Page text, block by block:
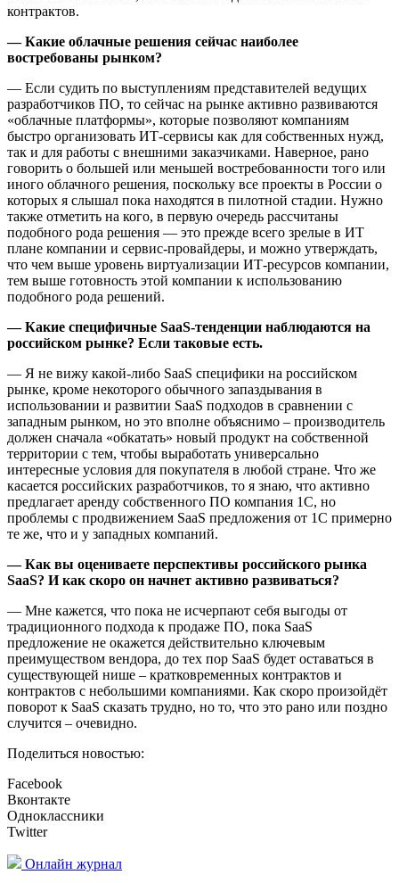
контрактов.
— Какие облачные решения сейчас наиболее
востребованы рынком?
— Если судить по выступлениям представителей ведущих
разработчиков ПО, то сейчас на рынке активно развиваются
«облачные платформы», которые позволяют компаниям
быстро организовать ИТ-сервисы как для собственных нужд,
так и для работы с внешними заказчиками. Наверное, рано
говорить о большей или меньшей востребованности того или
иного облачного решения, поскольку все проекты в России о
которых я слышал пока находятся в пилотной стадии. Нужно
также отметить на кого, в первую очередь рассчитаны
подобного рода решения — это прежде всего зрелые в ИТ
плане компании и сервис-провайдеры, и можно утверждать,
что чем выше уровень виртуализации ИТ-ресурсов компании,
тем выше готовность этой компании к использованию
подобного рода решений.
— Какие специфичные SaaS-тенденции наблюдаются на
российском рынке? Если таковые есть.
— Я не вижу какой-либо SaaS специфики на российском
рынке, кроме некоторого обычного запаздывания в
использовании и развитии SaaS подходов в сравнении с
западным рынком, но это вполне объяснимо – производитель
должен сначала «обкатать» новый продукт на собственной
территории с тем, чтобы выработать универсально
интересные условия для покупателя в любой стране. Что же
касается российских разработчиков, то я знаю, что активно
предлагает аренду собственного ПО компания 1С, но
проблемы с продвижением SaaS предложения от 1С примерно
те же, что и у западных компаний.
— Как вы оцениваете перспективы российского рынка
SaaS? И как скоро он начнет активно развиваться?
— Мне кажется, что пока не исчерпают себя выгоды от
традиционного подхода к продаже ПО, пока SaaS
предложение не окажется действительно ключевым
преимуществом вендора, до тех пор SaaS будет оставаться в
существующей нише – кратковременных контрактов и
контрактов с небольшими компаниями. Как скоро произойдёт
поворот к SaaS сказать трудно, но то, что это рано или поздно
случится – очевидно.
Поделиться новостью:
Facebook
Вконтакте
Одноклассники
Twitter
Онлайн журнал